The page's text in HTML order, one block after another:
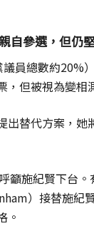
自參選，但仍
員總數約20%
但被視為變相
替代方案，她
籲施紀賢下台
）接替施紀
。